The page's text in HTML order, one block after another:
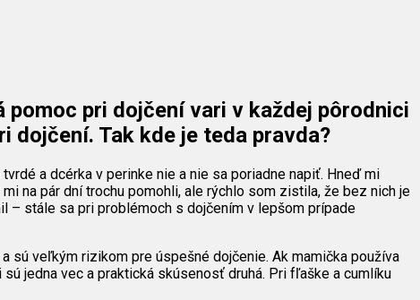
pri dojčení vari v každej pôrodnici
dojčení. Tak kde je teda pravda?
a dcérka v perinke nie a nie sa poriadne napiť. Hneď mi
na pár dní trochu pomohli, ale rýchlo som zistila, že bez nich je
– stále sa pri problémoch s dojčením v lepšom prípade
sú veľkým rizikom pre úspešné dojčenie. Ak mamička používa
jedna vec a praktická skúsenosť druhá. Pri fľaške a cumlíku